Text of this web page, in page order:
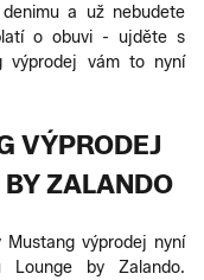
a už nebudete
o obuvi - ujděte s
výprodej vám to nyní
VÝPRODEJ
ZALANDO
výprodej nyní
Lounge by Zalando.